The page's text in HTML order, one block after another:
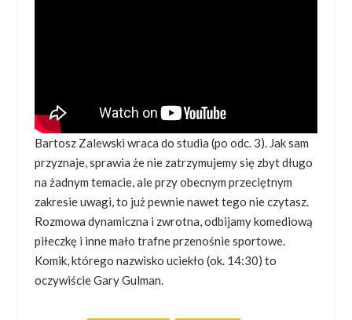
Bartosz Zalewski wraca do studia (po odc. 3). Jak sam
przyznaje, sprawia że nie zatrzymujemy się zbyt długo
na żadnym temacie, ale przy obecnym przeciętnym
zakresie uwagi, to już pewnie nawet tego nie czytasz.
Rozmowa dynamiczna i zwrotna, odbijamy komediową
piłeczkę i inne mało trafne przenośnie sportowe.
Komik, którego nazwisko uciekło (ok. 14:30) to
oczywiście Gary Gulman.